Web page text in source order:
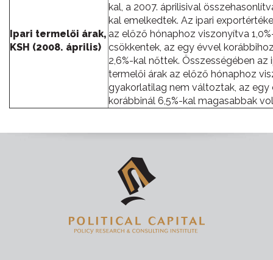
Ipari termelői árak,
KSH (2008. április)
kal, a 2007. áprilisival
kal emelkedtek. Az ipari
az előző hónaphoz viszonyítva
csökkentek, az egy évvel
2,6%-kal nőttek. Összességében az
termelői árak az előző hónaphoz
gyakorlatilag nem változtak, az egy
korábbinál 6,5%-kal magasabbak